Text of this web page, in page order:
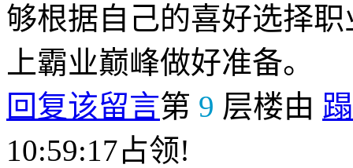
够根据自己的喜好选择
上霸业巅峰做好准备。
回复该留言第 9 层楼由
10:59:17占领!